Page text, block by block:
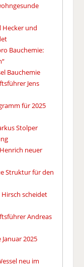
Hecker und
Bauchemie:
Bauchemie
Jens
für 2025
Stolper
neuer
Struktur für den
Hirsch scheidet
Andreas
2025
neu im